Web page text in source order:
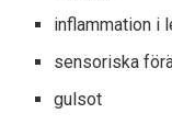
inflammation i
sensoriska
gulsot